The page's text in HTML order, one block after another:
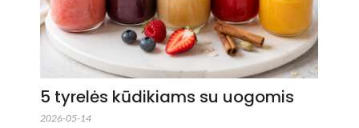
5 tyrelės kūdikiams su uogomis
2026-05-14